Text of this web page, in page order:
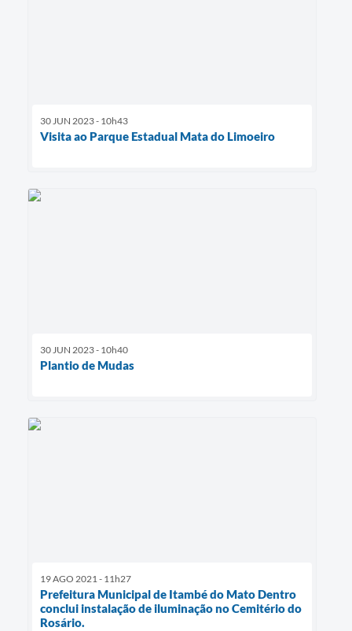
30 JUN 2023 - 10h43
Visita ao Parque Estadual Mata do Limoeiro
30 JUN 2023 - 10h40
Plantio de Mudas
19 AGO 2021 - 11h27
Prefeitura Municipal de Itambé do Mato Dentro
conclui instalação de iluminação no Cemitério do
Rosário.